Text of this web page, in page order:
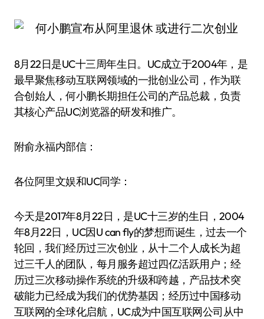
8月22日是UC十三周年生日。UC成立于2004年，是
最早聚焦移动互联网领域的一批创业公司，作为联
合创始人，何小鹏长期担任公司的产品总裁，负责
其核心产品UC浏览器的研发和推广。
附俞永福内部信：
各位阿里文娱和UC同学：
今天是2017年8月22日，是UC十三岁的生日，2004
年8月22日，UC因U can fly的梦想而诞生，过去一个
轮回，我们经历过三次创业，从十二个人成长为超
过三千人的团队，每月服务超过四亿活跃用户；经
历过三次移动操作系统的升级和跨越，产品技术突
破能力已经成为我们的优势基因；经历过中国移动
互联网的全球化启航，UC成为中国互联网公司从中